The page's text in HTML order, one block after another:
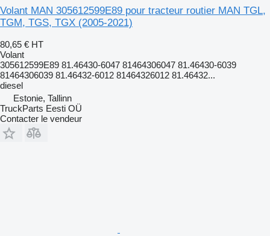
Volant MAN 305612599E89 pour tracteur routier MAN TGL,
TGM, TGS, TGX (2005-2021)
80,65 € HT
Volant
305612599E89 81.46430-6047 81464306047 81.46430-6039
81464306039 81.46432-6012 81464326012 81.46432...
diesel
Estonie, Tallinn
TruckParts Eesti OÜ
Contacter le vendeur